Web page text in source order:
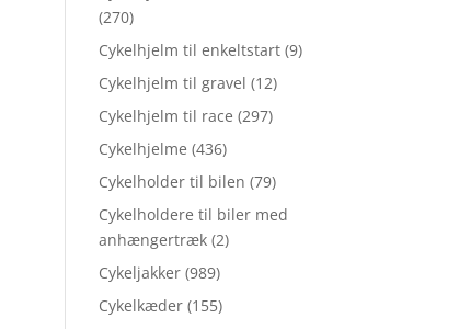
(270)
Cykelhjelm til enkeltstart (9)
Cykelhjelm til gravel (12)
Cykelhjelm til race (297)
Cykelhjelme (436)
Cykelholder til bilen (79)
Cykelholdere til biler med
anhængertræk (2)
Cykeljakker (989)
Cykelkæder (155)